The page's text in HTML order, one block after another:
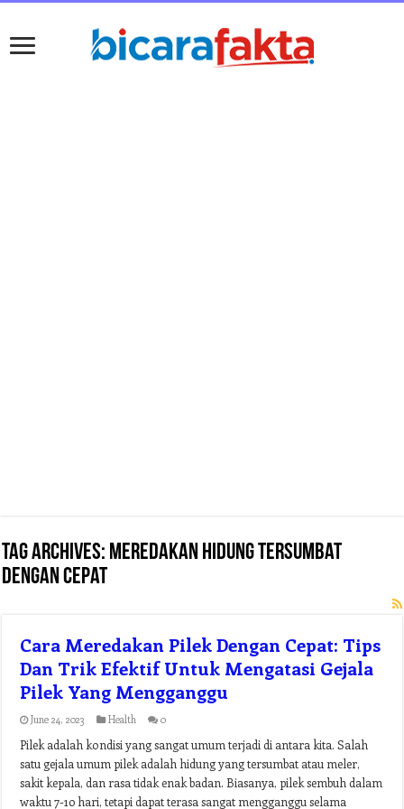
Tag Archives: meredakan hidung tersumbat
dengan cepat
Cara Meredakan Pilek Dengan Cepat: Tips
Dan Trik Efektif Untuk Mengatasi Gejala
Pilek Yang Mengganggu
June 24, 2023 Health 0
Pilek adalah kondisi yang sangat umum terjadi di antara kita. Salah
satu gejala umum pilek adalah hidung yang tersumbat atau meler,
sakit kepala, dan rasa tidak enak badan. Biasanya, pilek sembuh dalam
waktu 7-10 hari, tetapi dapat terasa sangat mengganggu selama